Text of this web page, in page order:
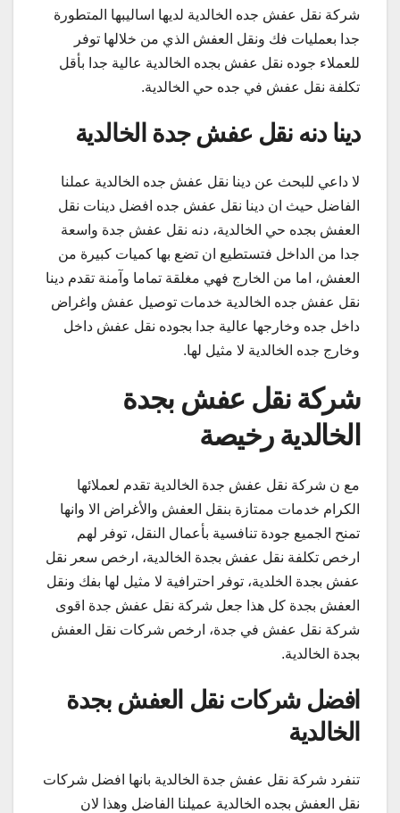
شركة نقل عفش جده الخالدية لديها اساليبها المتطورة
جدا بعمليات فك ونقل العفش الذي من خلالها توفر
للعملاء جوده نقل عفش بجده الخالدية عالية جدا بأقل
تكلفة نقل عفش في جده حي الخالدية.
دينا دنه نقل عفش جدة الخالدية
لا داعي للبحث عن دينا نقل عفش جده الخالدية عملنا
الفاضل حيث ان دينا نقل عفش جده افضل دينات نقل
العفش بجده حي الخالدية، دنه نقل عفش جدة واسعة
جدا من الداخل فتستطيع ان تضع بها كميات كبيرة من
العفش، اما من الخارج فهي مغلقة تماما وآمنة تقدم دينا
نقل عفش جده الخالدية خدمات توصيل عفش واغراض
داخل جده وخارجها عالية جدا بجوده نقل عفش داخل
وخارج جده الخالدية لا مثيل لها.
شركة نقل عفش بجدة
الخالدية رخيصة
مع ن شركة نقل عفش جدة الخالدية تقدم لعملائها
الكرام خدمات ممتازة بنقل العفش والأغراض الا وانها
تمنح الجميع جودة تنافسية بأعمال النقل، توفر لهم
ارخص تكلفة نقل عفش بجدة الخالدية، ارخص سعر نقل
عفش بجدة الخلدية، توفر احترافية لا مثيل لها بفك ونقل
العفش بجدة كل هذا جعل شركة نقل عفش جدة اقوى
شركة نقل عفش في جدة، ارخص شركات نقل العفش
بجدة الخالدية.
افضل شركات نقل العفش بجدة
الخالدية
تنفرد شركة نقل عفش جدة الخالدية بانها افضل شركات
نقل العفش بجده الخالدية عميلنا الفاضل وهذا لان